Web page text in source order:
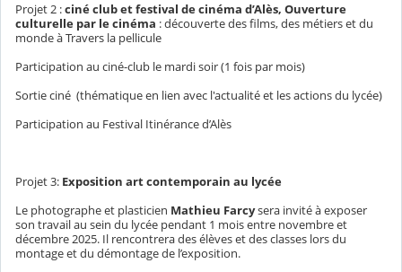
Projet 2 :ciné club et festival de cinéma d’Alès, Ouverture
culturelle par le cinéma : découverte des films, des métiers et du
monde à Travers la pellicule
Participation au ciné-club le mardi soir (1 fois par mois)
Sortie ciné (thématique en lien avec l'actualité et les actions du lycée)
Participation au Festival Itinérance d’Alès
Projet 3: Exposition art contemporain au lycée
Le photographe et plasticien Mathieu Farcysera invité à exposer
son travail au sein du lycée pendant 1 mois entre novembre et
décembre 2025. Il rencontrera des élèves et des classes lors du
montage et du démontage de l’exposition.